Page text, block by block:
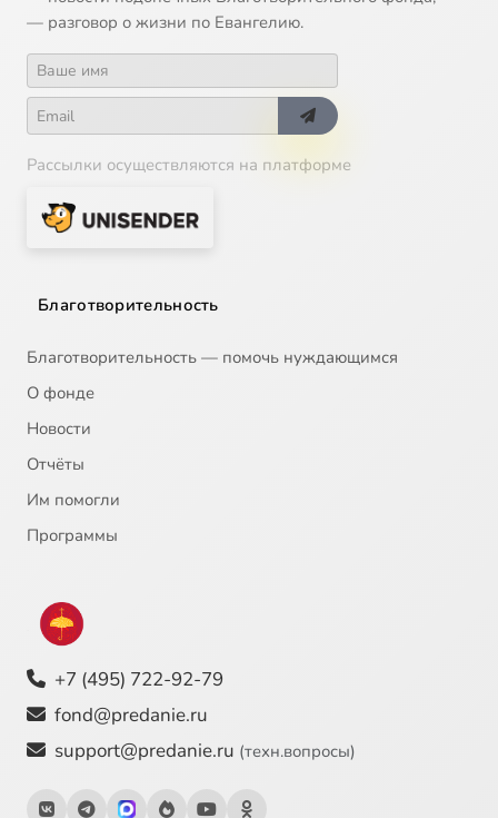
— разговор о жизни по Евангелию.
Рассылки осуществляются на платформе
Благотворительность
Благотворительность — помочь нуждающимся
О фонде
Новости
Отчёты
Им помогли
Программы
+7 (495) 722-92-79
fond@predanie.ru
support@predanie.ru (техн.вопросы)